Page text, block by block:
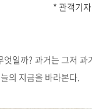
* 관객기
일까? 과거는 그저
의 지금을 바라본다.